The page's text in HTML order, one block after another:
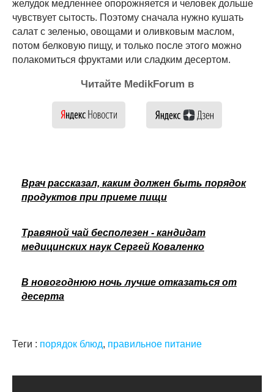
желудок медленнее опорожняется и человек дольше
чувствует сытость. Поэтому сначала нужно кушать
салат с зеленью, овощами и оливковым маслом,
потом белковую пищу, и только после этого можно
полакомиться фруктами или сладким десертом.
Читайте MedikForum в
Врач рассказал, каким должен быть порядок
продуктов при приеме пищи
Травяной чай бесполезен - кандидат
медицинских наук Сергей Коваленко
В новогоднюю ночь лучше отказаться от
десерта
Теги : порядок блюд, правильное питание